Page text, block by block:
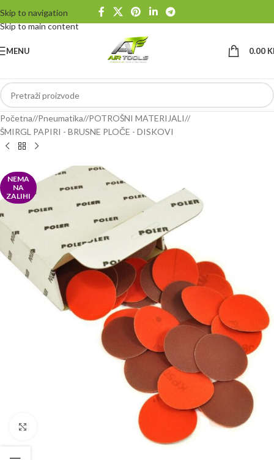
Skip to navigation
Skip to main content
MENU 0.00
Početna/ Pneumatika/ POTROŠNI MATERIJALI/
ŠMIRGL PAPIRI - BRUSNE PLOČE - DISKOVI
NEMA
NA
ZALIHI